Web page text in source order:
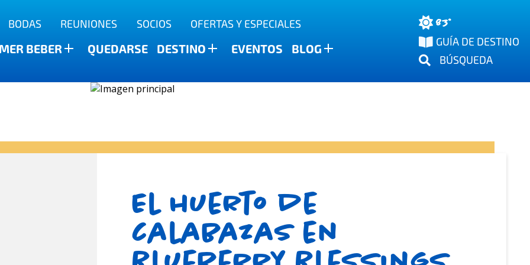
BODAS REUNIONES SOCIOS OFERTAS Y ESPECIALES
BEBER QUEDARSE DESTINO EVENTOS BLOG
83°
GUÍA DE DESTINO
BÚSQUEDA
El huerto de
calabazas en